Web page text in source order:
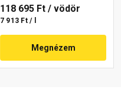
118 695 Ft / vödör
7 913 Ft / l
Megnézem